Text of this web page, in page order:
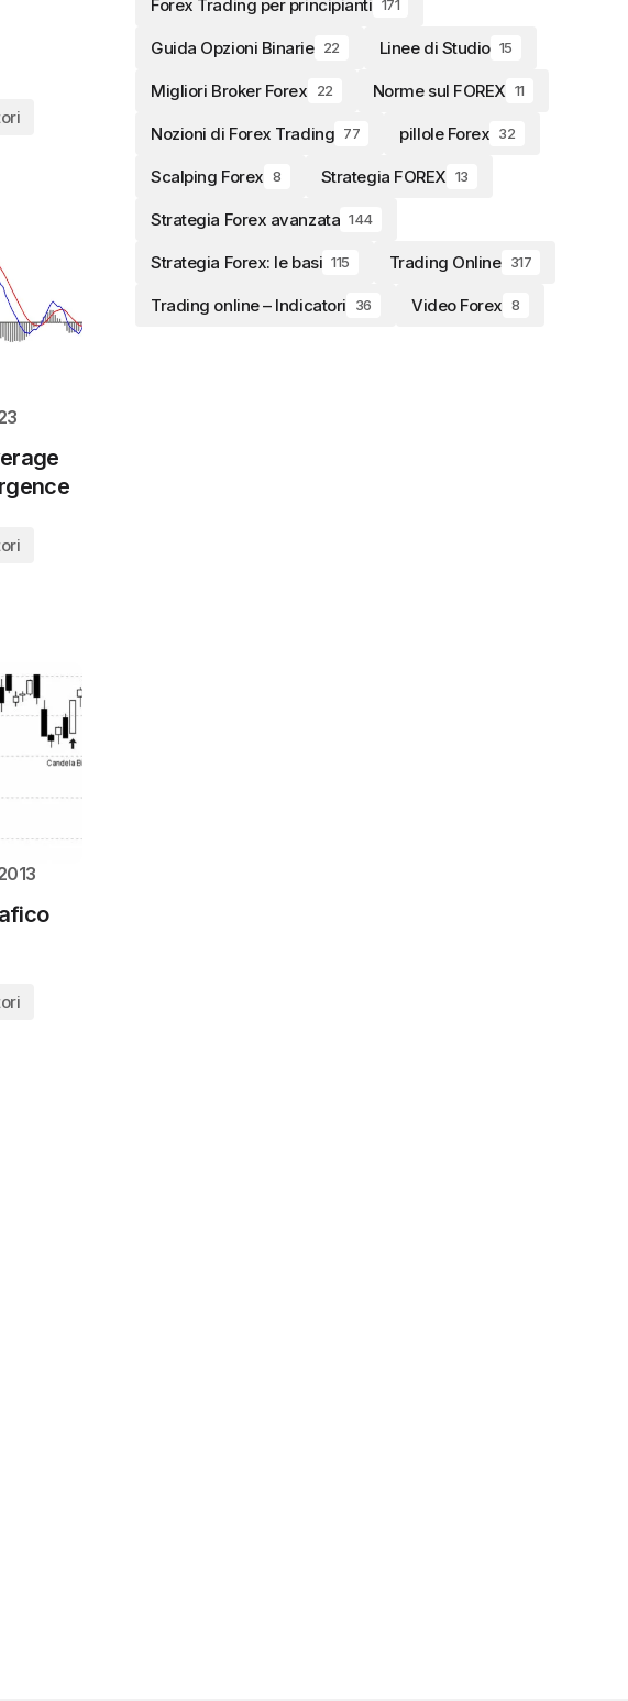
Forex Trading per principianti 171
Guida Opzioni Binarie 22 Linee di Studio 15
Migliori Broker Forex 22 Norme sul FOREX 11
Nozioni di Forex Trading 77 pillole Forex 32
Scalping Forex 8 Strategia FOREX 13
Strategia Forex avanzata 144
Strategia Forex: le basi 115 Trading Online 317
Trading online – Indicatori 36 Video Forex 8